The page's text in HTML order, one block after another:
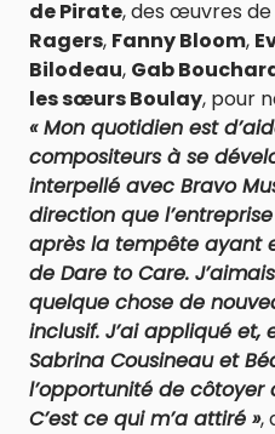
de Pirate, des œuvres de
Ragers, Fanny Bloom,
Bilodeau, Gab
les sœurs Boulay, pour
« Mon quotidien est
compositeurs à se
interpellé avec Bravo
direction que
après la tempête ayant
de Dare to Care.
quelque chose de
inclusif. J’ai appliqué
Sabrina Cousineau et
l’opportunité de côtoyer
C’est ce qui m’a attiré »,